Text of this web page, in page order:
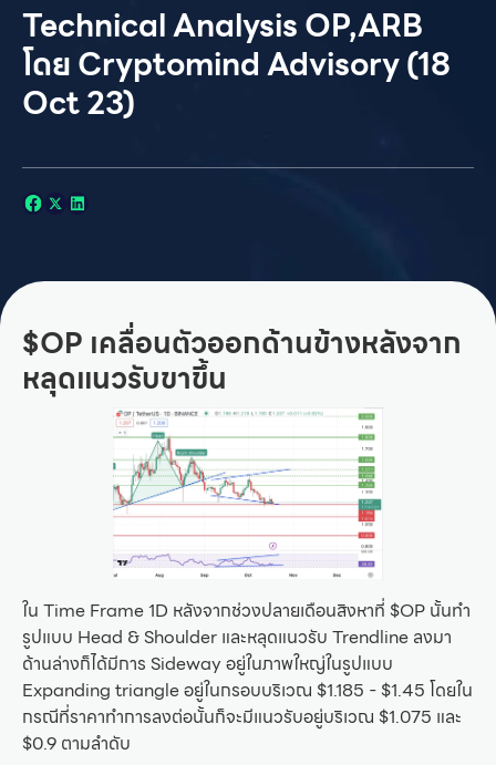
Technical Analysis OP,ARB
โดย Cryptomind Advisory (18
Oct 23)
$OP เคลื่อนตัวออกด้านข้างหลังจาก
หลุดแนวรับขาขึ้น
ใน Time Frame 1D หลังจากช่วงปลายเดือนสิงหาที่ $OP นั้นทำ
รูปแบบ Head & Shoulder และหลุดแนวรับ Trendline ลงมา
ด้านล่างก็ได้มีการ Sideway อยู่ในภาพใหญ่ในรูปแบบ
Expanding triangle อยู่ในกรอบบริเวณ $1.185 - $1.45 โดยใน
กรณีที่ราคาทำการลงต่อนั้นก็จะมีแนวรับอยู่บริเวณ $1.075 และ
$0.9 ตามลำดับ